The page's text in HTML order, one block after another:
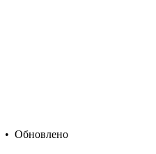
• Обновлено